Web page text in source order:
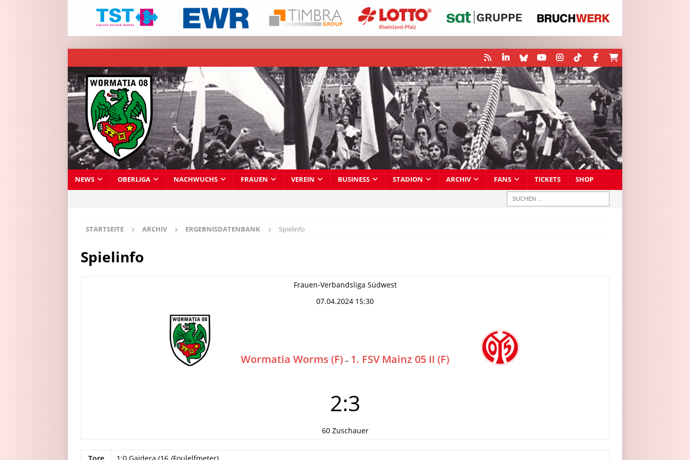
NEWS OBERLIGA NACHWUCHS FRAUEN VEREIN BUSINESS STADION ARCHIV FANS TICKETS SHOP
STARTSEITE ARCHIV ERGEBNISDATENBANK Spielinfo
Spielinfo
Frauen-Verbandsliga Südwest
07.04.2024 15:30
Wormatia Worms (F) – 1. FSV Mainz 05 II (F)
2:3
60 Zuschauer